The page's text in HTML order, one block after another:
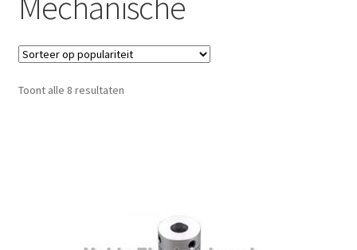
Toont alle 8 resultatenGesorteerd